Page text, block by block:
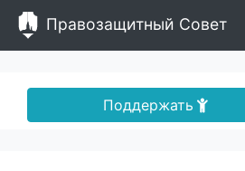
Правозащитный Совет
Поддержать